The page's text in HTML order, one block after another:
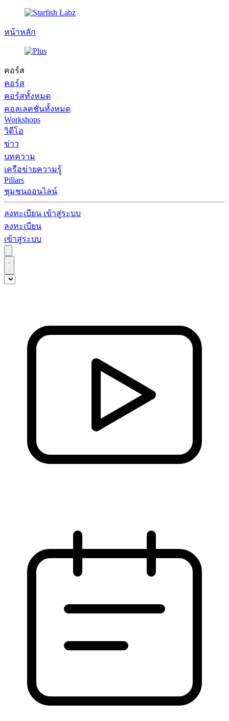
หน้าหลัก
คอร์ส
คอร์ส
คอร์สทั้งหมด
คอลเลคชั่นทั้งหมด
Workshops
วิดีโอ
ข่าว
บทความ
เครือข่ายความรู้
Pillars
ชุมชนออนไลน์
ลงทะเบียน เข้าสู่ระบบ
ลงทะเบียน
เข้าสู่ระบบ